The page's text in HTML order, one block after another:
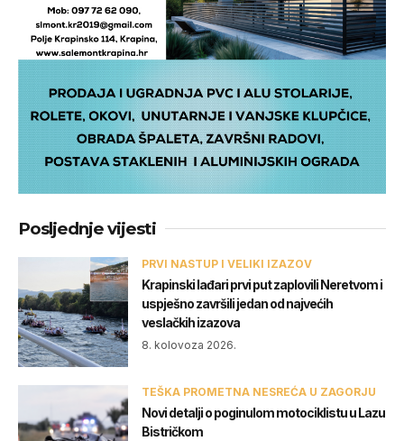
Posljednje vijesti
PRVI NASTUP I VELIKI IZAZOV
Krapinski lađari prvi put zaplovili Neretvom i
uspješno završili jedan od najvećih
veslačkih izazova
8. kolovoza 2026.
TEŠKA PROMETNA NESREĆA U ZAGORJU
Novi detalji o poginulom motociklistu u Lazu
Bistričkom